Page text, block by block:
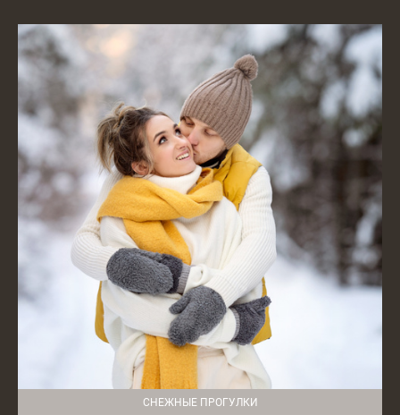
СНЕЖНЫЕ ПРОГУЛКИ